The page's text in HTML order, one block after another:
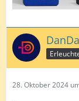
28. Oktober 2024